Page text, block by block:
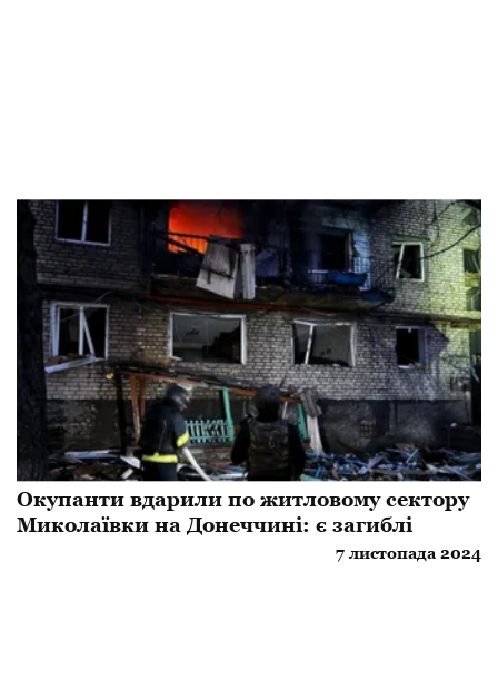
Окупанти вдарили по житловому сектору
Миколаївки на Донеччині: є загиблі
7 листопада 2024